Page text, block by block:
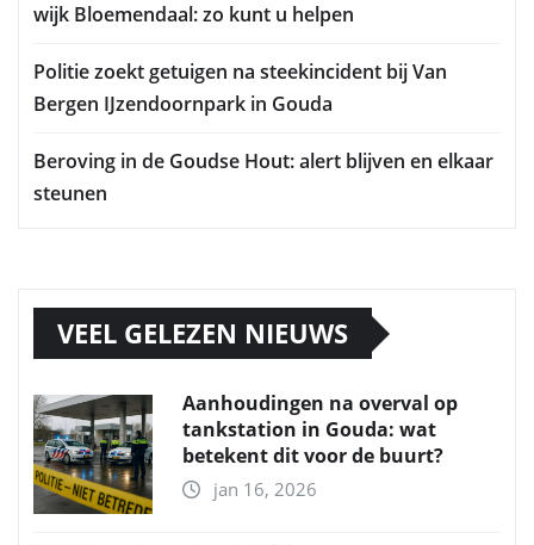
wijk Bloemendaal: zo kunt u helpen
Politie zoekt getuigen na steekincident bij Van
Bergen IJzendoornpark in Gouda
Beroving in de Goudse Hout: alert blijven en elkaar
steunen
VEEL GELEZEN NIEUWS
Aanhoudingen na overval op
tankstation in Gouda: wat
betekent dit voor de buurt?
jan 16, 2026